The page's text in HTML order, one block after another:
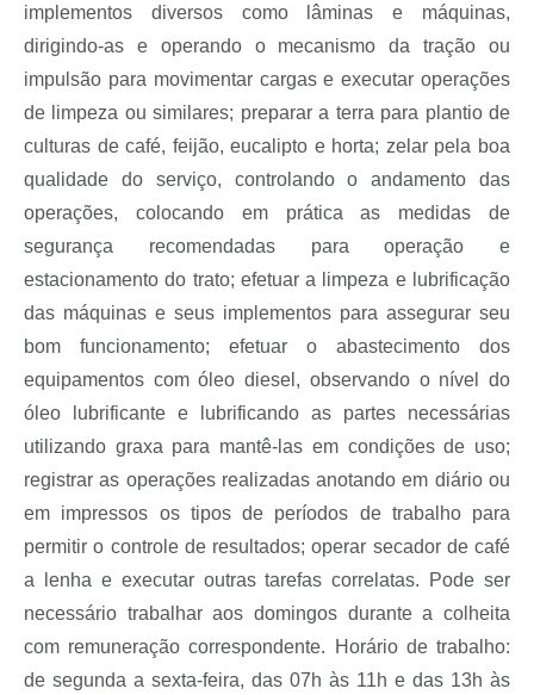
implementos diversos como lâminas e máquinas,
dirigindo-as e operando o mecanismo da tração ou
impulsão para movimentar cargas e executar operações
de limpeza ou similares; preparar a terra para plantio de
culturas de café, feijão, eucalipto e horta; zelar pela boa
qualidade do serviço, controlando o andamento das
operações, colocando em prática as medidas de
segurança recomendadas para operação e
estacionamento do trato; efetuar a limpeza e lubrificação
das máquinas e seus implementos para assegurar seu
bom funcionamento; efetuar o abastecimento dos
equipamentos com óleo diesel, observando o nível do
óleo lubrificante e lubrificando as partes necessárias
utilizando graxa para mantê-las em condições de uso;
registrar as operações realizadas anotando em diário ou
em impressos os tipos de períodos de trabalho para
permitir o controle de resultados; operar secador de café
a lenha e executar outras tarefas correlatas. Pode ser
necessário trabalhar aos domingos durante a colheita
com remuneração correspondente. Horário de trabalho:
de segunda a sexta-feira, das 07h às 11h e das 13h às